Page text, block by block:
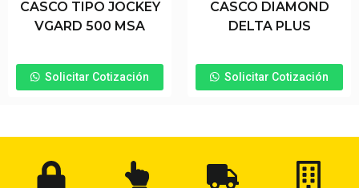
CASCO TIPO JOCKEY
VGARD 500 MSA
Solicitar Cotización
CASCO DIAMOND
DELTA PLUS
Solicitar Cotización